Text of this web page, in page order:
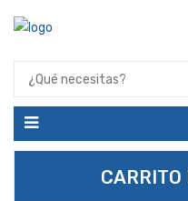
CARRITO